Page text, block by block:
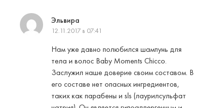
Эльвира
12.11.2017 в 07:41
Нам уже давно полюбился шампунь для
тела и волос Baby Moments Chicco.
Заслужил наше доверие своим составом. В
его составе нет опасных ингредиентов,
таких как парабены и sls (лаурилсульфат